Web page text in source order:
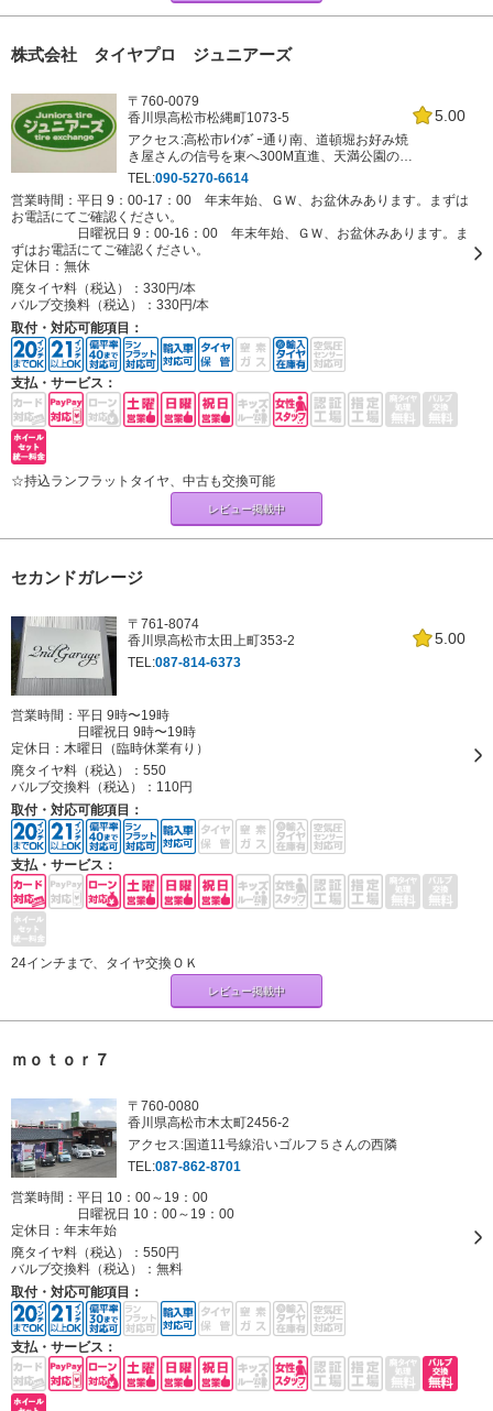
株式会社 タイヤプロ ジュニアーズ
5.00
〒760-0079
香川県高松市松縄町1073-5
アクセス:高松市ﾚｲﾝﾎﾞｰ通り南、道頓堀お好み焼
き屋さんの信号を東へ300M直進、天満公園の西
側です
TEL:090-5270-6614
営業時間：平日 9：00-17：00 年末年始、ＧＷ、お盆休みあります。まずは
お電話にてご確認ください。
日曜祝日 9：00-16：00 年末年始、ＧＷ、お盆休みあります。ま
ずはお電話にてご確認ください。
定休日： 無休
廃タイヤ料（税込）： 330円/本
バルブ交換料（税込）： 330円/本
取付・対応可能項目：
支払・サービス：
☆持込ランフラットタイヤ、中古も交換可能
レビュー掲載中
セカンドガレージ
5.00
〒761-8074
香川県高松市太田上町353-2
TEL:087-814-6373
営業時間：平日 9時〜19時
日曜祝日 9時〜19時
定休日： 木曜日（臨時休業有り）
廃タイヤ料（税込）： 550
バルブ交換料（税込）： 110円
取付・対応可能項目：
支払・サービス：
24インチまで、タイヤ交換ＯＫ
レビュー掲載中
ｍｏｔｏｒ７
〒760-0080
香川県高松市木太町2456-2
アクセス:国道11号線沿いゴルフ５さんの西隣
TEL:087-862-8701
営業時間：平日 10：00～19：00
日曜祝日 10：00～19：00
定休日： 年末年始
廃タイヤ料（税込）： 550円
バルブ交換料（税込）： 無料
取付・対応可能項目：
支払・サービス：